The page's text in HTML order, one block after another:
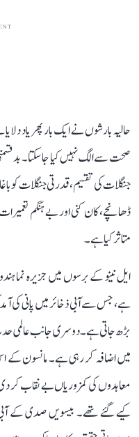
حالیہ بارشوں نے ایک بار پھر یاد
صحت سے الگ نہیں کیا جا سکتا۔
جنگلات کی تقسیم، قدرتی جنگلات کو
ڈھانچے، کان کنی اور بے ہنگم
متاثر کیا ہے۔
ایل نینو کے برسوں میں جزیرہ نما
ہے، جس سے آبی ذخائر میں پانی کی
بڑھ جاتی ہے۔ دوسری جانب عالمی حدت
میں اضافہ کر رہی ہے۔ مانسون
معاہدوں کی کمزوریاں بے نقاب کر دی
کیے گئے تھے۔ بیسویں صدی کے